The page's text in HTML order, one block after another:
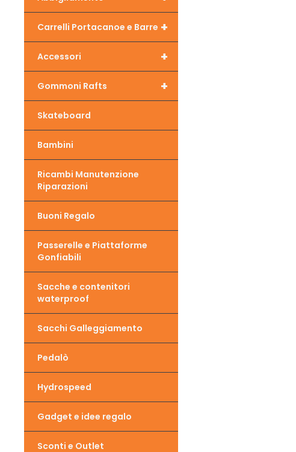
+
Carrelli Portacanoe e Barre
+
Accessori
+
Gommoni Rafts
Skateboard
Bambini
Ricambi Manutenzione
Riparazioni
Buoni Regalo
Passerelle e Piattaforme
Gonfiabili
Sacche e contenitori
waterproof
Sacchi Galleggiamento
Pedalò
Hydrospeed
Gadget e idee regalo
Sconti e Outlet